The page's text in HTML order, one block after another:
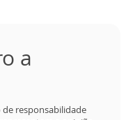
a
de responsabilidade